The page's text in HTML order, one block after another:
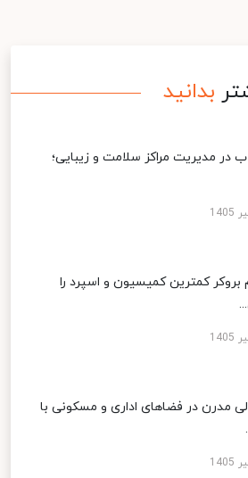
بدانید
در مدیریت مراکز سلامت و زیبایی؛
بروکر کمترین کمیسیون و اسپرد را
مدرن در فضاهای اداری و مسکونی با